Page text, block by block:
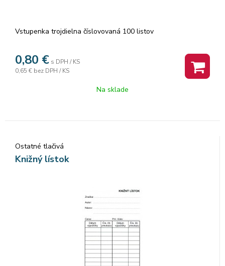
Vstupenka trojdielna číslovovaná 100 listov
0,80 € s DPH / KS
0,65 € bez DPH / KS
Na sklade
Ostatné tlačivá
Knižný lístok